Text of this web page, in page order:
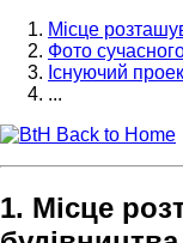
Місце
Фото
Існуючий
...
Back to Home
1. Місце